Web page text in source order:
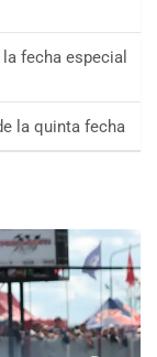
fecha especial
la quinta fecha